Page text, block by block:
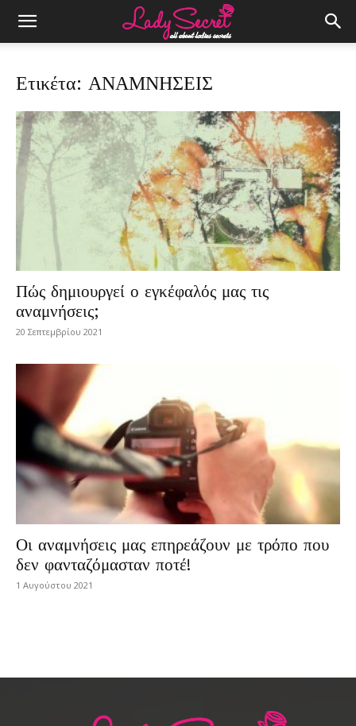
Ετικέτα: ΑΝΑΜΝΗΣΕΙΣ
Πώς δημιουργεί ο εγκέφαλός μας τις
αναμνήσεις;
20 Σεπτεμβρίου 2021
Οι αναμνήσεις μας επηρεάζουν με τρόπο που
δεν φανταζόμασταν ποτέ!
1 Αυγούστου 2021